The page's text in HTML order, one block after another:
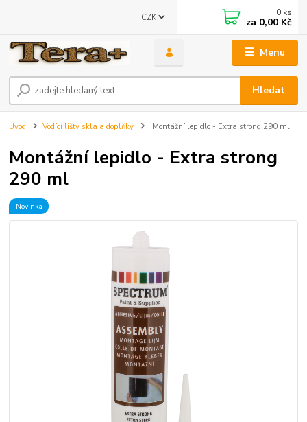
Menu
CZK
Hledat
0 ks
za 0,00 Kč
Úvod Vodící lišty skla a doplňky Montážní lepidlo - Extra strong 290 ml
Montážní lepidlo - Extra strong
290 ml
Novinka